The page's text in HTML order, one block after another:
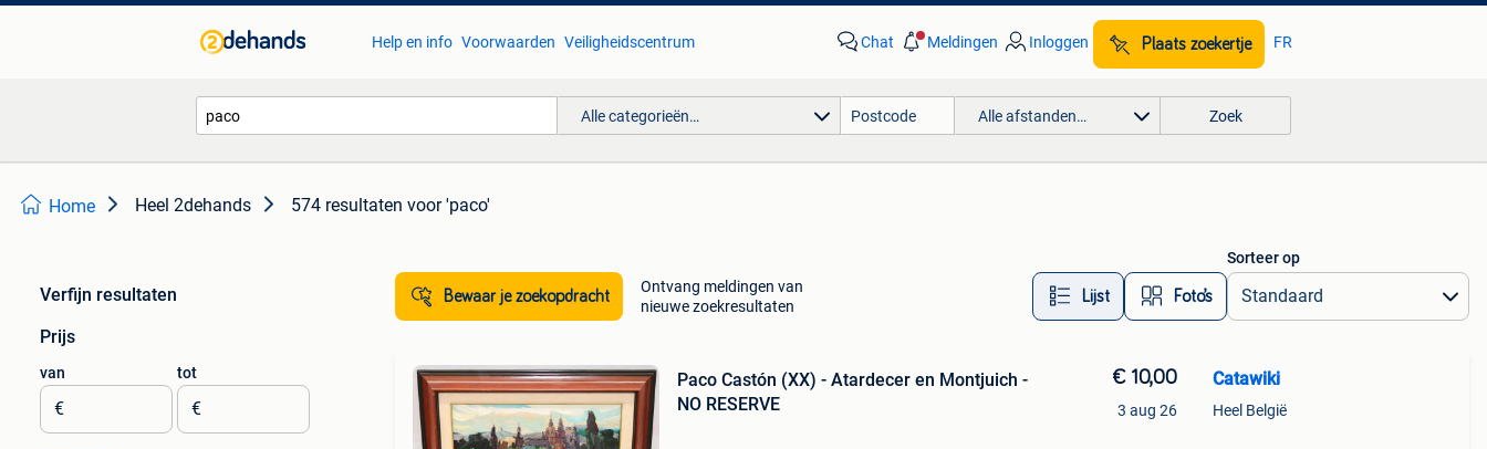
Help en info Voorwaarden Veiligheidscentrum Chat Meldingen Inloggen Plaats zoekertje FR
Alle categorieën… Alle afstanden… Zoek
Home Heel 2dehands 574 resultaten voor 'paco'
Verfijn resultaten
Prijs
van
€
tot
€
Bewaar je zoekopdracht
Ontvang meldingen van
nieuwe zoekresultaten
Lijst Foto’s
Sorteer op
Paco Castón (XX) - Atardecer en Montjuich -
NO RESERVE
€ 10,00
3 aug 26
Catawiki
Heel België